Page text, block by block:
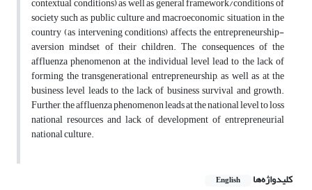
society such as public culture and macroeconomic situation in the
country (as intervening conditions) affects the entrepreneurship-
aversion mindset of their children. The consequences of the
affluenza phenomenon at the individual level lead to the lack of
forming the transgenerational entrepreneurship, as well as at the
business level leads to the lack of business survival and growth.
Further, the affluenza phenomenon leads at the national level to loss
national resources and lack of development of entrepreneurial
national culture.
کلیدواژه‌ها English